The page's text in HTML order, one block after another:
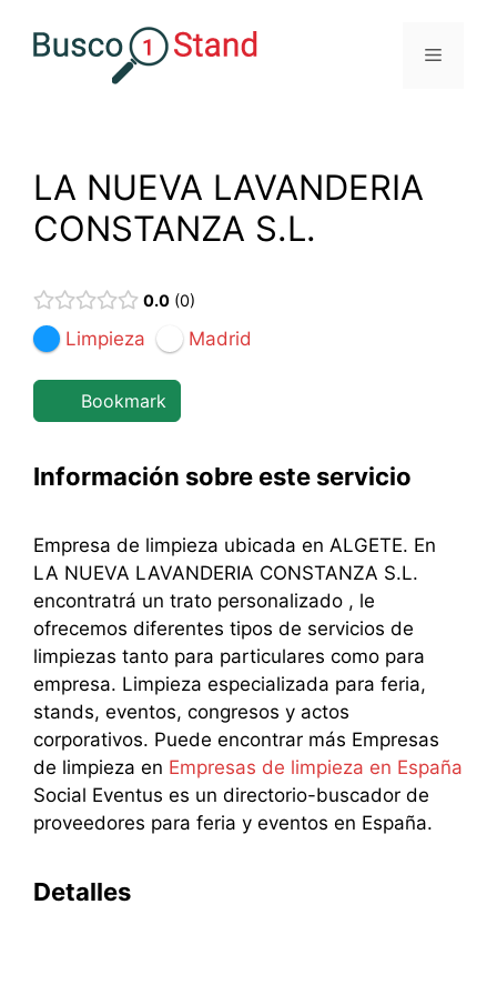
Menú
LA NUEVA LAVANDERIA
CONSTANZA S.L.
0.0 0
Limpieza Madrid
Bookmark
Información sobre este servicio
Empresa de limpieza ubicada en ALGETE. En
LA NUEVA LAVANDERIA CONSTANZA S.L.
encontratrá un trato personalizado , le
ofrecemos diferentes tipos de servicios de
limpiezas tanto para particulares como para
empresa. Limpieza especializada para feria,
stands, eventos, congresos y actos
corporativos. Puede encontrar más Empresas
de limpieza en Empresas de limpieza en España
Social Eventus es un directorio-buscador de
proveedores para feria y eventos en España.
Detalles